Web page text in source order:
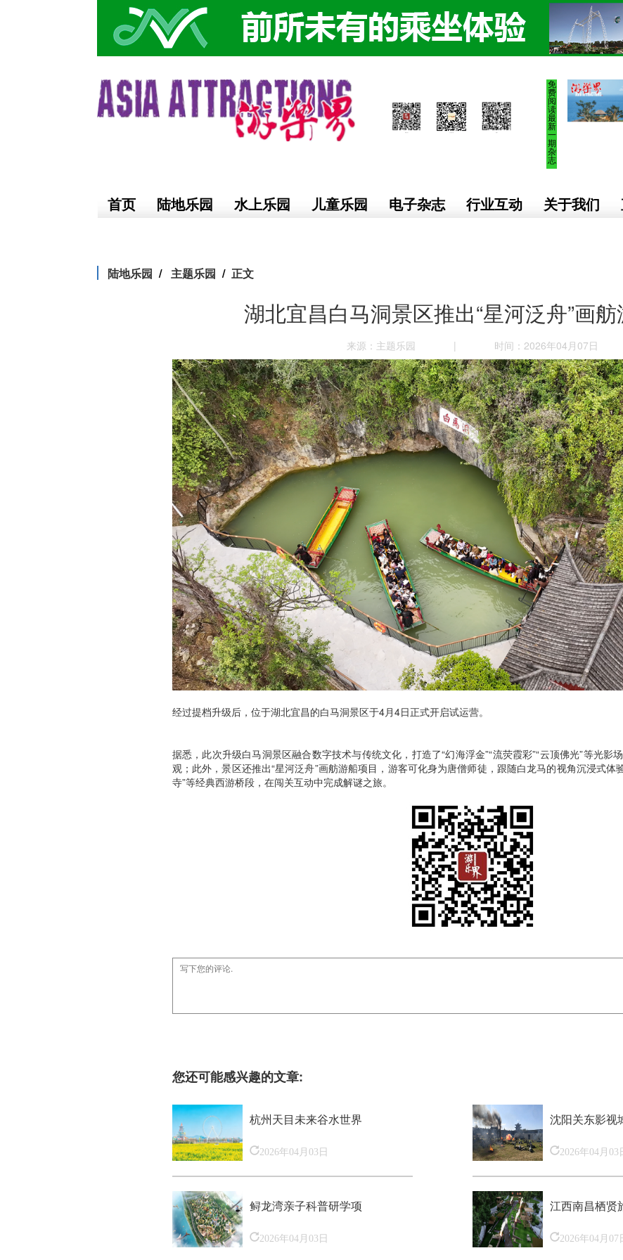
免
费
阅
读
最
新
一
期
杂
志
首页 陆地乐园 水上乐园 儿童乐园 电子杂志 行业互动 关于我们
陆地乐园 主题乐园 正文
湖北宜昌白马洞景区推出“星河泛舟”画舫
来源：主题乐园 | 时间：2026年04月07日
经过提档升级后，位于湖北宜昌的白马洞景区于4月4日正式开启试运营。
据悉，此次升级白马洞景区融合数字技术与传统文化，打造了“幻海浮金”“流荧霞彩”“云顶佛光”等光影
观；此外，景区还推出“星河泛舟”画舫游船项目，游客可化身为唐僧师徒，跟随白龙马的视角沉浸式体
寺”等经典西游桥段，在闯关互动中完成解谜之旅。
您还可能感兴趣的文章:
杭州天目未来谷水世界
2026年04月03日
沈阳关东影视
2026年04月03
鲟龙湾亲子科普研学项
2026年04月03日
江西南昌栖贤
2026年04月07